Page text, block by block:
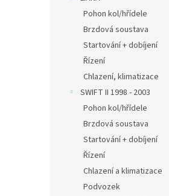
Pohon kol/hřídele
Brzdová soustava
Startování + dobíjení
Řízení
Chlazení, klimatizace
SWIFT II 1998 - 2003
Pohon kol/hřídele
Brzdová soustava
Startování + dobíjení
Řízení
Chlazení a klimatizace
Podvozek